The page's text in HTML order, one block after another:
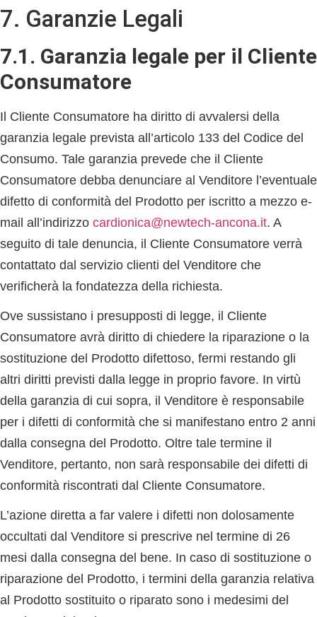
7. Garanzie Legali
7.1. Garanzia legale per il Cliente
Consumatore
Il Cliente Consumatore ha diritto di avvalersi della
garanzia legale prevista all’articolo 133 del Codice del
Consumo. Tale garanzia prevede che il Cliente
Consumatore debba denunciare al Venditore l’eventuale
difetto di conformità del Prodotto per iscritto a mezzo e-
mail all’indirizzo cardionica@newtech-ancona.it. A
seguito di tale denuncia, il Cliente Consumatore verrà
contattato dal servizio clienti del Venditore che
verificherà la fondatezza della richiesta.
Ove sussistano i presupposti di legge, il Cliente
Consumatore avrà diritto di chiedere la riparazione o la
sostituzione del Prodotto difettoso, fermi restando gli
altri diritti previsti dalla legge in proprio favore. In virtù
della garanzia di cui sopra, il Venditore è responsabile
per i difetti di conformità che si manifestano entro 2 anni
dalla consegna del Prodotto. Oltre tale termine il
Venditore, pertanto, non sarà responsabile dei difetti di
conformità riscontrati dal Cliente Consumatore.
L’azione diretta a far valere i difetti non dolosamente
occultati dal Venditore si prescrive nel termine di 26
mesi dalla consegna del bene. In caso di sostituzione o
riparazione del Prodotto, i termini della garanzia relativa
al Prodotto sostituito o riparato sono i medesimi del